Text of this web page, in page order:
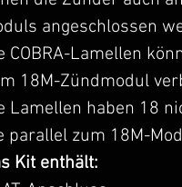
angeschlossen
COBRA-Lamellen
18M-Zündmodul
Lamellen haben 18
parallel zum 18M-
Kit enthält: